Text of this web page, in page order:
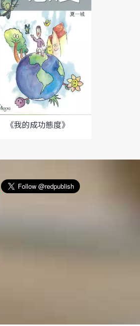
《我的成功態度》